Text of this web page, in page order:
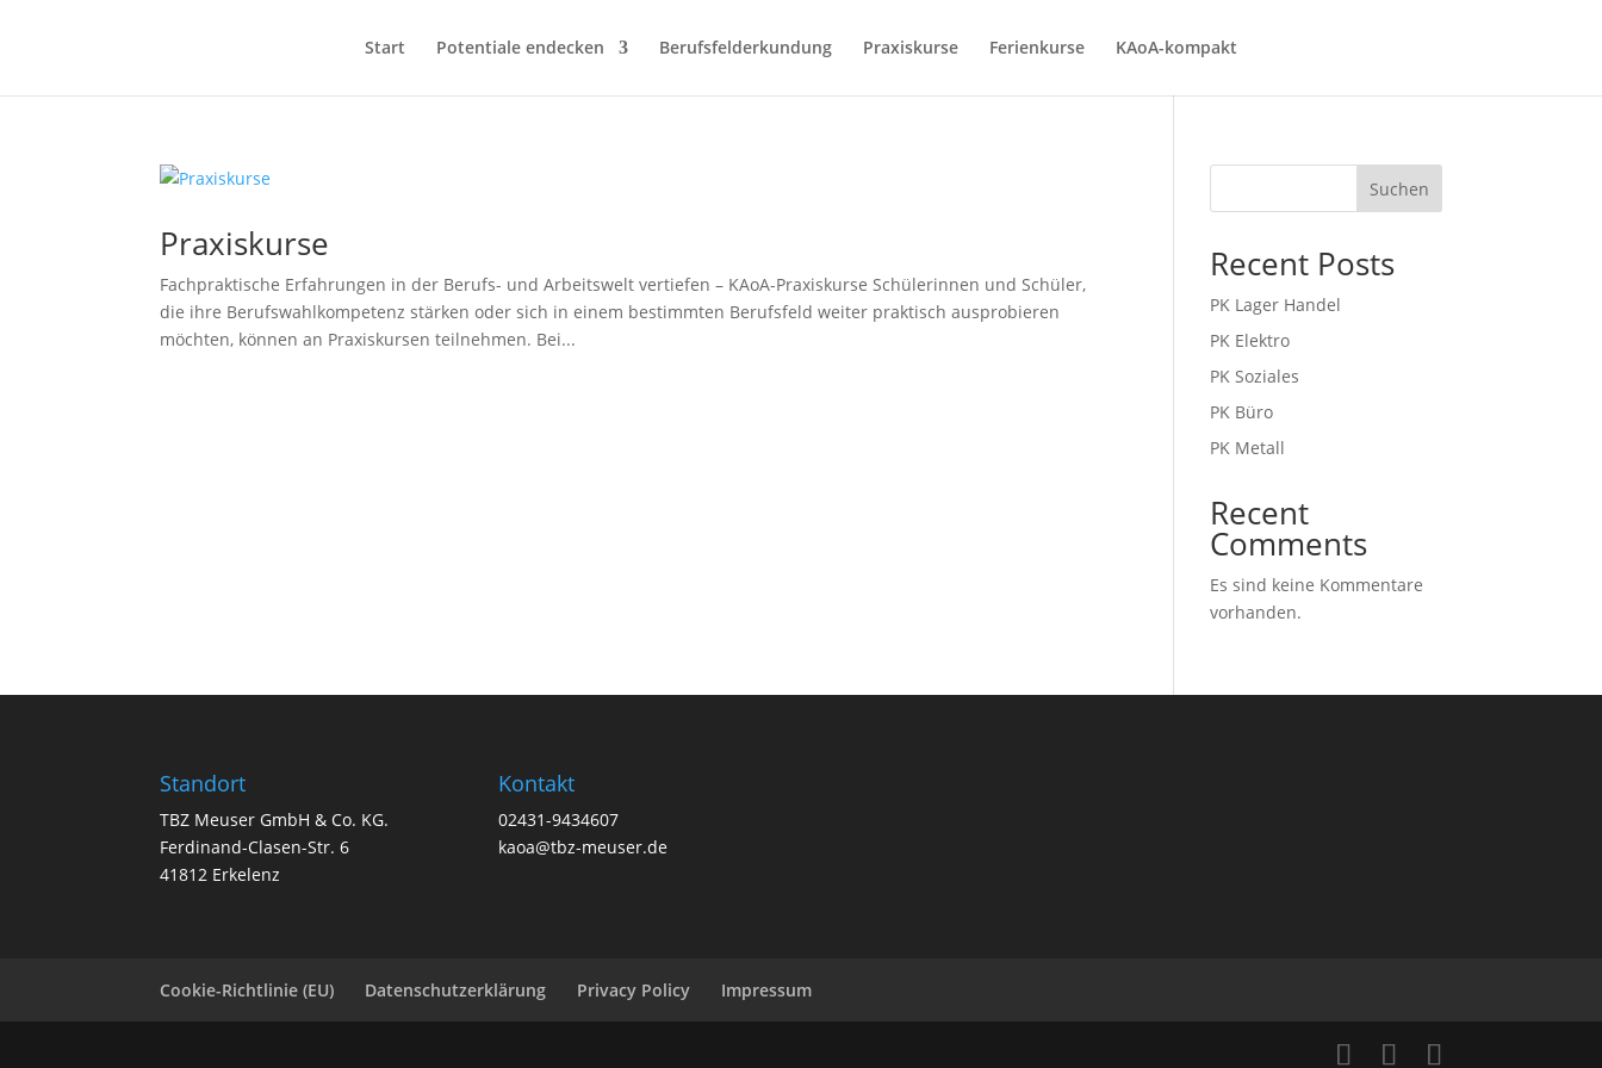
Start Potentiale endecken Berufsfelderkundung Praxiskurse Ferienkurse KAoA-kompakt
Praxiskurse
Fachpraktische Erfahrungen in der Berufs- und Arbeitswelt vertiefen – KAoA-Praxiskurse Schülerinnen und Schüler,
die ihre Berufswahlkompetenz stärken oder sich in einem bestimmten Berufsfeld weiter praktisch ausprobieren
möchten, können an Praxiskursen teilnehmen. Bei...
Suchen
Recent Posts
PK Lager Handel
PK Elektro
PK Soziales
PK Büro
PK Metall
Recent
Comments
Es sind keine Kommentare
vorhanden.
Standort
TBZ Meuser GmbH & Co. KG.
Ferdinand-Clasen-Str. 6
41812 Erkelenz
Kontakt
02431-9434607
kaoa@tbz-meuser.de
Cookie-Richtlinie (EU) Datenschutzerklärung Privacy Policy Impressum